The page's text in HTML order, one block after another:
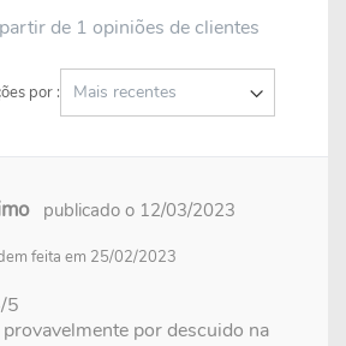
de 1 opiniões de clientes
por :
publicado o 12/03/2023
feita em 25/02/2023
5
por descuido na